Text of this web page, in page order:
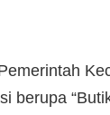
berupa